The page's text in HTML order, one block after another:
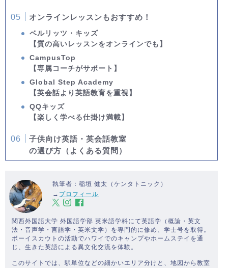
オンラインレッスンもおすすめ！
ベルリッツ・キッズ
【質の高いレッスンをオンラインでも】
CampusTop
【専属コーチがサポート】
Global Step Academy
【英会話より英語教育を重視】
QQキッズ
【楽しく学べる仕掛け満載】
子供向け英語・英会話教室
の選び方（よくある質問）
執筆者：稲垣 健太（ケンタトニック）
→ プロフィール
関西外国語大学 外国語学部 英米語学科にて英語学（概論・英文
法・音声学・言語学・英米文学）を専門的に修め、学士号を取得。
ボーイスカウトの活動でハワイでのキャンプやホームステイを通
じ、生きた英語による異文化交流を体験。
このサイトでは、駅単位などの細かいエリア分けと、地図から教室